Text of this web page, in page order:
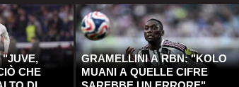
"JUVE,
CHE
GRAMELLINI A RBN: "KOLO
MUANI A QUELLE CIFRE